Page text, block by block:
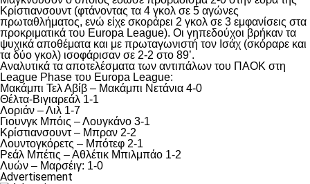
Κρίστιανσουντ (φτάνοντας τα 4 γκολ σε 5 αγώνες
πρωταθλήματος, ενώ είχε σκοράρει 2 γκολ σε 3 εμφανίσεις στα
προκριματικά του Europa League). Οι γηπεδούχοι βρήκαν τα
ψυχικά αποθέματα και με πρωταγωνιστή τον Ισάχ (σκόραρε και
τα δύο γκολ) ισοφάρισαν σε 2-2 στο 89’.
Αναλυτικά τα αποτελέσματα των αντιπάλων του ΠΑΟΚ στη
League Phase του Europa League:
Μακάμπι Τελ Αβίβ – Μακάμπι Νετάνια 4-0
Θέλτα-Βιγιαρεάλ 1-1
Λοριάν – Λιλ 1-7
Γιουνγκ Μπόις – Λουγκάνο 3-1
Κρίστιανσουντ – Μπραν 2-2
Λουντογκόρετς – Μπότεφ 2-1
Ρεάλ Μπέτις – Αθλέτικ Μπιλμπάο 1-2
Λυών – Μαρσέιγ: 1-0
Advertisement